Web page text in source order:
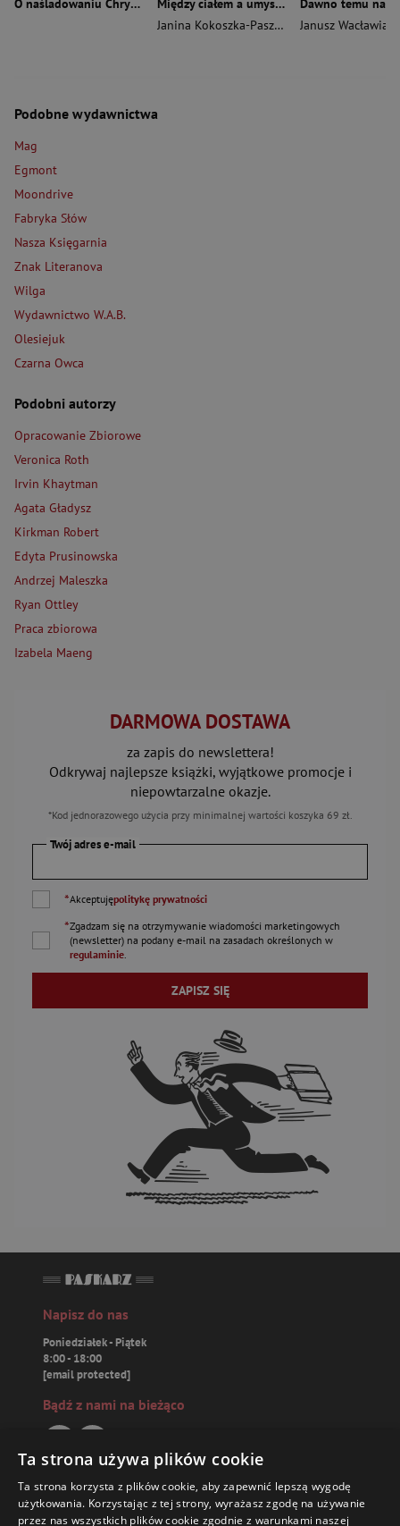
O naśladowaniu Chrystusa wyd. 2026
Między ciałem a umysłem
Janina Kokoszka-Paszkot
Piotr Wierzbiński
Janusz Wacławiak
Podobne wydawnictwa
Mag
Egmont
Moondrive
Fabryka Słów
Nasza Księgarnia
Znak Literanova
Wilga
Wydawnictwo W.A.B.
Olesiejuk
Czarna Owca
Podobni autorzy
Opracowanie Zbiorowe
Veronica Roth
Irvin Khaytman
Agata Gładysz
Kirkman Robert
Edyta Prusinowska
Andrzej Maleszka
Ryan Ottley
Praca zbiorowa
Izabela Maeng
DARMOWA DOSTAWA
za zapis do newslettera!
Odkrywaj najlepsze książki, wyjątkowe promocje i
niepowtarzalne okazje.
*Kod jednorazowego użycia przy minimalnej wartości koszyka 69 zł.
Twój adres e-mail
*Akceptujępolitykę prywatności
*Zgadzam się na otrzymywanie wiadomości marketingowych
(newsletter) na podany e-mail na zasadach określonych w
regulaminie.
ZAPISZ SIĘ
Napisz do nas
Poniedziałek - Piątek
8:00 - 18:00
[email protected]
Bądź z nami na bieżąco
Paskarz.pl
Ta strona używa plików cookie
Ta strona korzysta z plików cookie, aby zapewnić lepszą wygodę
użytkowania. Korzystając z tej strony, wyrażasz zgodę na używanie
przez nas wszystkich plików cookie zgodnie z warunkami naszej